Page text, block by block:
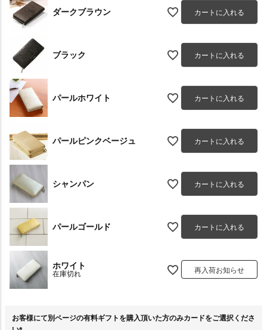
ダークブラウン カートに入れる
ブラック カートに入れる
パールホワイト カートに入れる
パールピンクベージュ カートに入れる
シャンパン カートに入れる
パールゴールド カートに入れる
ホワイト
在庫切れ 再入荷お知らせ
お客様にて別ページの有料ギフトを購入頂いた方のみカードをご選択くださ